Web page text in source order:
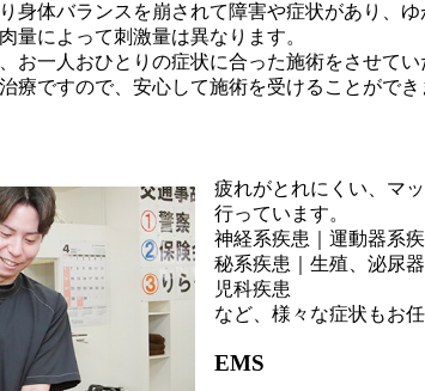
身体バランスを崩されて障害や症状があり、ゆ
量によって刺激量は異なります。
お一人おひとりの症状に合った施術をさせてい
療ですので、安心して施術を受けることができ
疲れがとれにくい、マ
行っています。
神経系疾患｜運動器系
秘系疾患｜生殖、泌尿
児科疾患
など、様々な症状もお任
EMS